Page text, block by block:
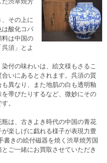
その上に
は酸化コバ
料は中国の
須」とよ
付の味わいは、絵文様もさるこ
いにあるとされます。呉須の質
異なり、また地肌の白も透明釉
帯びたりするなど、微妙にその
。
は、古きよき時代の中国の青花
楽しげに戯れる様子が表現力豊
きの絵付磁器を焼く渋草焼芳国
ご一緒にお買取させていただき